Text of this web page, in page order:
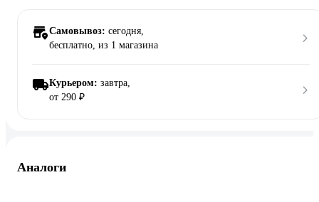
Самовывоз: сегодня,
бесплатно, из 1 магазина
Курьером: завтра,
от 290 ₽
Аналоги